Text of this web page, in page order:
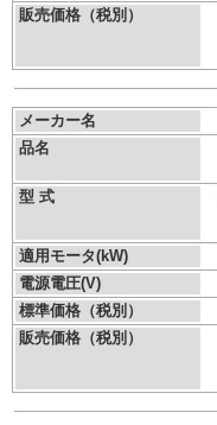
販売価格（税別）
メーカー名
品名
型 式
適用モータ(kW)
電源電圧(V)
標準価格（税別）
販売価格（税別）